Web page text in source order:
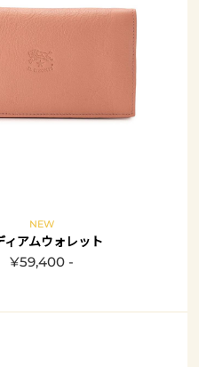
NEW
ィアムウォレット
¥59,400 -